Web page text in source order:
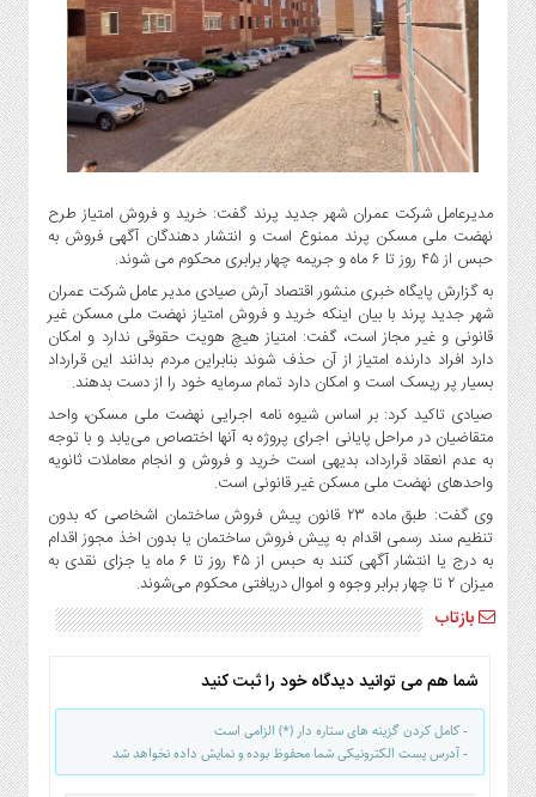
و
پتروشیمی
صنعت
و
خودرو
استارت
آپ
و
فن
آوری
بانک
،
بیمه
و
ارز
دیجیتال
کشاورزی
و
صنایع
غذایی
سیاسی
و
بین
الملل
روز
گوناگون
مدیرعامل شرکت عمران شهر جدید پرند گفت: خرید و فروش امتیاز طرح
نهضت ملی مسکن پرند ممنوع است و انتشار دهندگان آگهی فروش به
حبس از ۴۵ روز تا ۶ ماه و جریمه چهار برابری محکوم می شوند.
به گزارش پایگاه خبری منشور اقتصاد آرش صیادی مدیر عامل شرکت عمران
شهر جدید پرند با بیان اینکه خرید و فروش امتیاز نهضت ملی مسکن غیر
قانونی و غیر مجاز است، گفت: امتیاز هیچ هویت حقوقی ندارد و امکان
دارد افراد دارنده امتیاز از آن حذف شوند بنابراین مردم بدانند این قرارداد
بسیار پر ریسک است و امکان دارد تمام سرمایه خود را از دست بدهند.
صیادی تاکید کرد: بر اساس شیوه نامه اجرایی نهضت ملی مسکن، واحد
متقاضیان در مراحل پایانی اجرای پروژه به آنها اختصاص می‌یابد و با توجه
به عدم انعقاد قرارداد، بدیهی است خرید و فروش و انجام معاملات ثانویه
واحدهای نهضت ملی مسکن غیر قانونی است.
وی گفت: طبق ماده ۲۳ قانون پیش فروش ساختمان اشخاصی که بدون
تنظیم سند رسمی اقدام به پیش فروش ساختمان یا بدون اخذ مجوز اقدام
به درج یا انتشار آگهی کنند به حبس از ۴۵ روز تا ۶ ماه یا جزای نقدی به
میزان ۲ تا چهار برابر وجوه و اموال دریافتی محکوم می‌شوند.
بازتاب
شما هم می توانید دیدگاه خود را ثبت کنید
- کامل کردن گزینه های ستاره دار (*) الزامی است
- آدرس پست الکترونیکی شما محفوظ بوده و نمایش داده نخواهد شد